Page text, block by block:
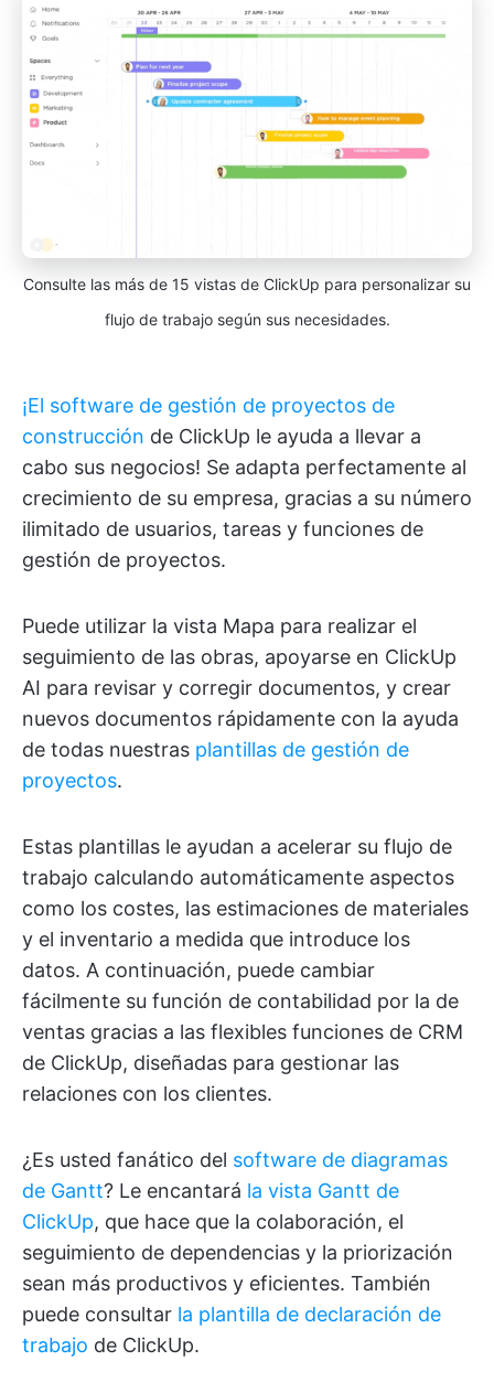
Consulte las más de 15 vistas de ClickUp para personalizar su
flujo de trabajo según sus necesidades.
¡El software de gestión de proyectos de
construcción de ClickUp le ayuda a llevar a
cabo sus negocios! Se adapta perfectamente al
crecimiento de su empresa, gracias a su número
ilimitado de usuarios, tareas y funciones de
gestión de proyectos.
Puede utilizar la vista Mapa para realizar el
seguimiento de las obras, apoyarse en ClickUp
AI para revisar y corregir documentos, y crear
nuevos documentos rápidamente con la ayuda
de todas nuestras plantillas de gestión de
proyectos.
Estas plantillas le ayudan a acelerar su flujo de
trabajo calculando automáticamente aspectos
como los costes, las estimaciones de materiales
y el inventario a medida que introduce los
datos. A continuación, puede cambiar
fácilmente su función de contabilidad por la de
ventas gracias a las flexibles funciones de CRM
de ClickUp, diseñadas para gestionar las
relaciones con los clientes.
¿Es usted fanático del software de diagramas
de Gantt? Le encantará la vista Gantt de
ClickUp, que hace que la colaboración, el
seguimiento de dependencias y la priorización
sean más productivos y eficientes. También
puede consultar la plantilla de declaración de
trabajo de ClickUp.